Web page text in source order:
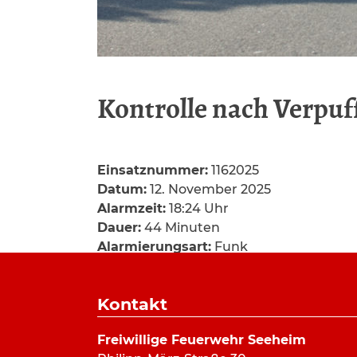
Kontrolle nach
Einsatznummer: 1162025
Datum: 12. November 2025
Alarmzeit: 18:24 Uhr
Dauer: 44 Minuten
Alarmierungsart: Funk
Mannschaftsstärke:
Weitere Kräfte:GGEW
Kontakt
Freiwillige Feuerwehr Seeheim